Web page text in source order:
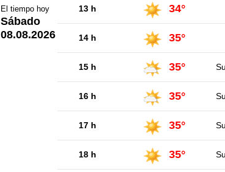
El tiempo hoy
Sábado
08.08.2026
13 h 34°
14 h 35°
15 h 35°
16 h 35°
17 h 35°
18 h 35°